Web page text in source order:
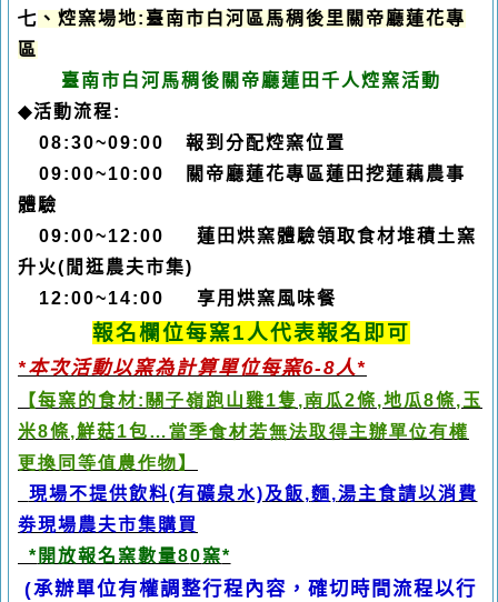
七 、焢窯場地:臺南市白河區馬稠後里關帝廳蓮花專
區
臺南市白河馬稠後關帝廳蓮田千人焢窯活動
◆活動流程:
08:30~09:00報到分配焢窯位置
09:00~10:00
關帝廳蓮花專區蓮田挖蓮藕農事
體驗
09:00~12:00 蓮田 烘窯體驗領取食材堆積土窯
升火( 閒逛農夫市集)
12:00~14:00 享用 烘窯風味餐
報名欄位每窯1人代表報名即可
*本次活動以窯為計算單位每窯6-8人*
【每窯的食材:關子嶺跑山雞1隻 ,南瓜2條,地瓜8條, 玉
米8條,鮮菇1包…當季食材若無法取得主辦單位有權
更換同等值農作物】
現場不提供飲料(有礦泉水)及飯,麵,湯主食請以消費
劵現場農夫市集購買
* 開放報名窯數量80窯*
(承辦單位有權調整行程內容，確切時間流程以行